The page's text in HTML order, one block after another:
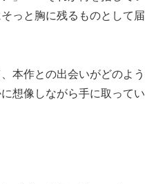
っと胸に残るものとして届
本作との出会いがどのよう
想像しながら手に取ってい